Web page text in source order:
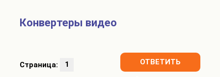
Конвертеры видео
Страница: 1 ОТВЕТИТЬ